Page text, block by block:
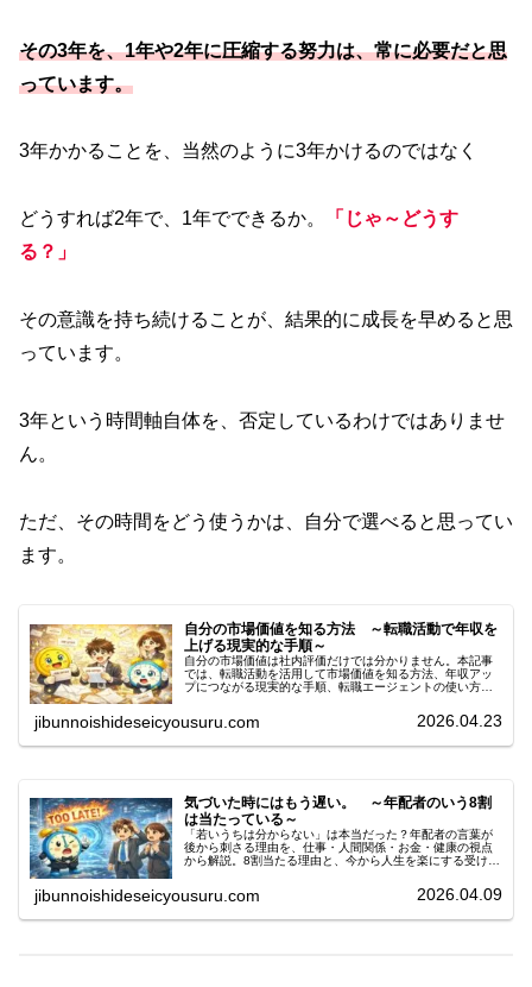
その3年を、1年や2年に圧縮する努力は、常に必要だと思
っています。
3年かかることを、当然のように3年かけるのではなく
どうすれば2年で、1年でできるか。
「じゃ～どうす
る？」
その意識を持ち続けることが、結果的に成長を早めると思
っています。
3年という時間軸自体を、否定しているわけではありませ
ん。
ただ、その時間をどう使うかは、自分で選べると思ってい
ます。
自分の市場価値を知る方法 ～転職活動で年収を
上げる現実的な手順～
自分の市場価値は社内評価だけでは分かりません。本記事
では、転職活動を活用して市場価値を知る方法、年収アッ
プにつながる現実的な手順、転職エージェントの使い方を
jibunnoishideseicyousuru.com 2026.04.23
気づいた時にはもう遅い。 ～年配者のいう8割
は当たっている～
「若いうちは分からない」は本当だった？年配者の言葉が
後から刺さる理由を、仕事・人間関係・お金・健康の視点
から解説。8割当たる理由と、今から人生を楽にする受け取
jibunnoishideseicyousuru.com 2026.04.09